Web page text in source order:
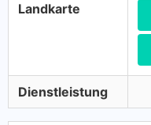
Landkarte
Dienstleistung